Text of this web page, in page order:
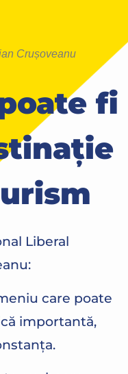
Crușoveanu
fi
Liberal
care poate
importantă,